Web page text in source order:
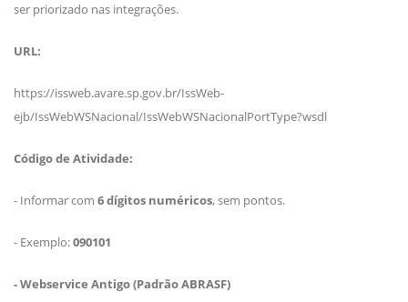
ser priorizado nas integrações.
URL:
https://issweb.avare.sp.gov.br/IssWeb-
ejb/IssWebWSNacional/IssWebWSNacionalPortType?wsdl
Código de Atividade:
- Informar com 6 dígitos numéricos, sem pontos.
- Exemplo:090101
- Webservice Antigo (Padrão ABRASF)